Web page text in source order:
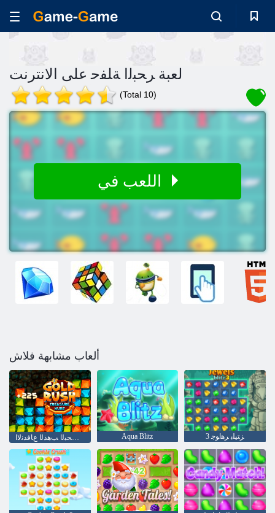
لعبة ﺮﺤﺒﻟﺍ ﺔﻠﻔﺣ على الانترنت
(Total 10)
ألعاب مشابهة فلاش
ﺰﻨﻜﻟﺍ ﻦﻋ ﺚﺤﺒﻟﺍ ﺐﻫﺬﻟﺍ ﻉﺎﻓﺪﻧﻻ ﺍ Aqua Blitz 3 ﺰﺘﻴﻠﺑ ﺮﻫﺍﻮﺟ